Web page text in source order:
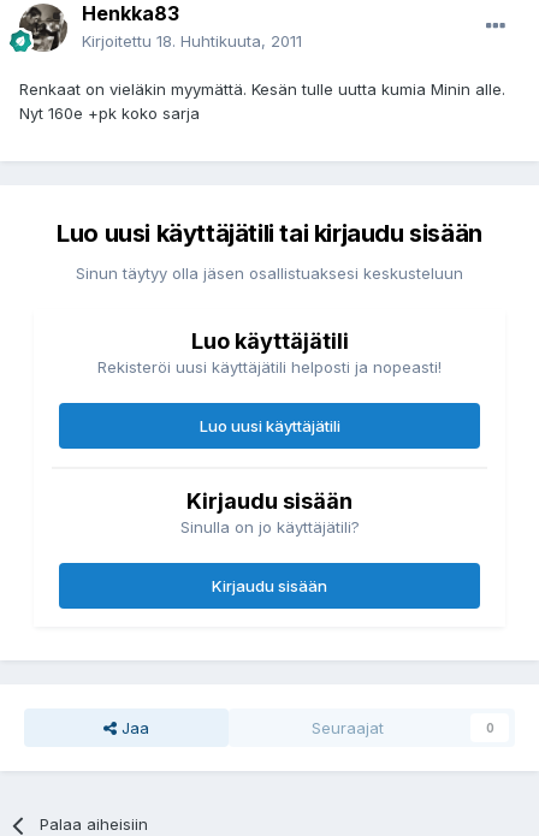
Henkka83
Kirjoitettu 18. Huhtikuuta, 2011
Renkaat on vieläkin myymättä. Kesän tulle uutta kumia Minin alle.
Nyt 160e +pk koko sarja
Luo uusi käyttäjätili tai kirjaudu sisään
Sinun täytyy olla jäsen osallistuaksesi keskusteluun
Luo käyttäjätili
Rekisteröi uusi käyttäjätili helposti ja nopeasti!
Luo uusi käyttäjätili
Kirjaudu sisään
Sinulla on jo käyttäjätili?
Kirjaudu sisään
Jaa Seuraajat 0
Palaa aiheisiin